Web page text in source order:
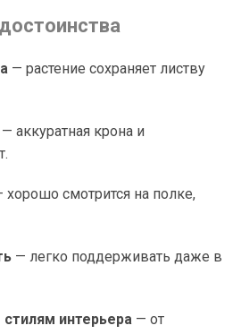
— растение сохраняет листву
— аккуратная крона и
хорошо смотрится на полке,
— легко поддерживать даже в
интерьера — от